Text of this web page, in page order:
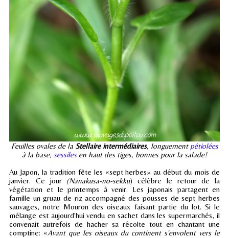
Feuilles ovales de la Stellaire intermédiaires, longuement pétiolées
à la base, sessilesen haut des tiges, bonnes pour la salade!
Au Japon, la tradition fête les «sept herbes» au début du mois de
janvier. Ce jour (Nanakusa-no-sekku) célèbre le retour de la
végétation et le printemps à venir. Les japonais partagent en
famille un gruau de riz accompagné des pousses de sept herbes
sauvages, notre Mouron des oiseaux faisant partie du lot. Si le
mélange est aujourd'hui vendu en sachet dans les supermarchés, il
convenait autrefois de hacher sa récolte tout en chantant une
comptine: «Avant que les oiseaux du continent s'envolent vers le